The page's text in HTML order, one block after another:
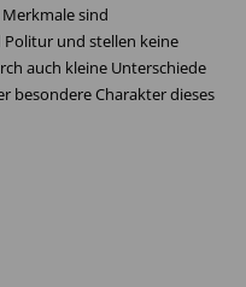
sind
und stellen keine
auch kleine Unterschiede
besondere Charakter dieses